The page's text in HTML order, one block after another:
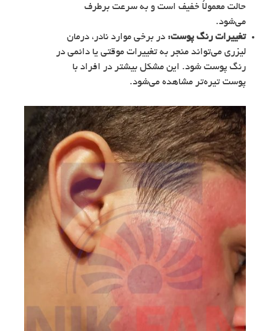
حالت معمولاً خفیف است و به سرعت برطرف
می‌شود.
تغییرات رنگ پوست: در برخی موارد نادر، درمان
لیزری می‌تواند منجر به تغییرات موقتی یا دائمی در
رنگ پوست شود. این مشکل بیشتر در افراد با
پوست تیره‌تر مشاهده می‌شود.